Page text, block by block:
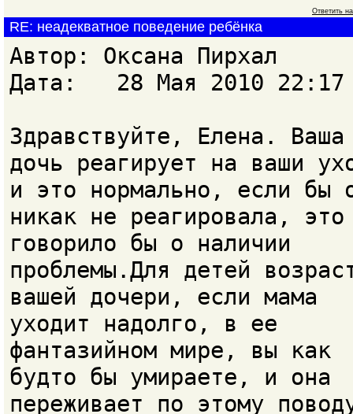
Ответить
RE: неадекватное поведение ребёнка
Автор: Оксана Пирхал
Дата: 28 Мая 2010 22:17
Здравствуйте, Елена. Ваша
дочь реагирует на ваши
и это нормально, если бы
никак не реагировала, это
говорило бы о наличии
проблемы.Для детей
вашей дочери, если мама
уходит надолго, в ее
фантазийном мире, вы как
будто бы умираете, и она
переживает по этому